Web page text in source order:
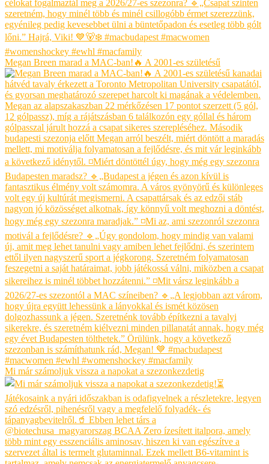
Megan Breen marad a MAC-ban!🔥 A 2001-es születésű
Mi már számoljuk vissza a napokat a szezonkezdetig